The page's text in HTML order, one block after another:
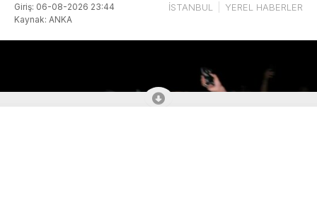
Giriş: 06-08-2026 23:44
Kaynak: ANKA
İSTANBUL YEREL HABERLER